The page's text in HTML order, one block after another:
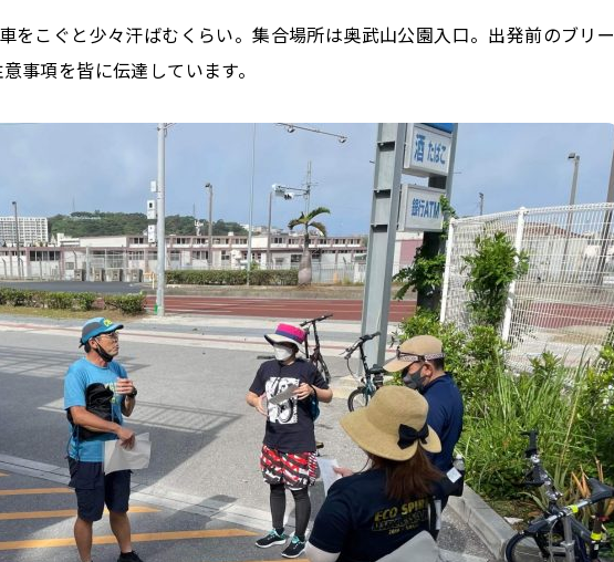
をこぐと少々汗ばむくらい。集合場所は奥武山公園入口。出発前のブリー
事項を皆に伝達しています。